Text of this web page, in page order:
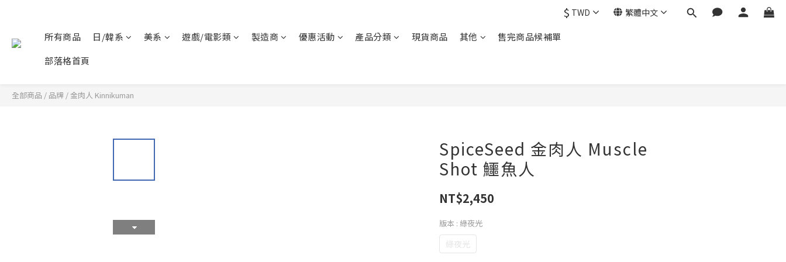
$ TWD 繁體中文
所有商品 日/韓系 美系 遊戲/電影類 製造商 優惠活動 產品分類 現貨商品 其他
售完商品候補單
部落格首頁
全部商品 / 品牌 /金肉人 Kinnikuman
SpiceSeed 金肉人 Muscle
Shot 鱷魚人
NT$2,450
版本 : 綠夜光
綠夜光